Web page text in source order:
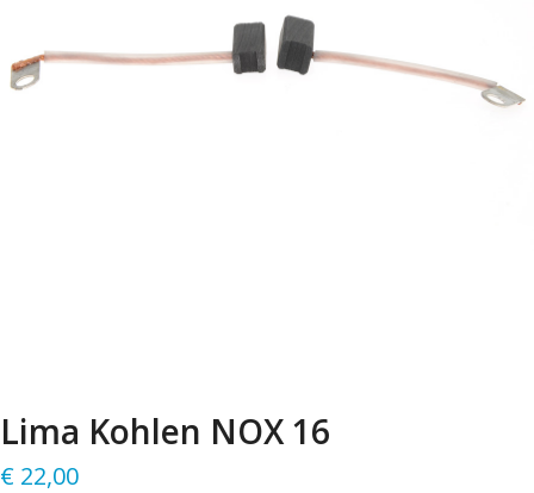
Lima Kohlen NOX 16
€ 22,00